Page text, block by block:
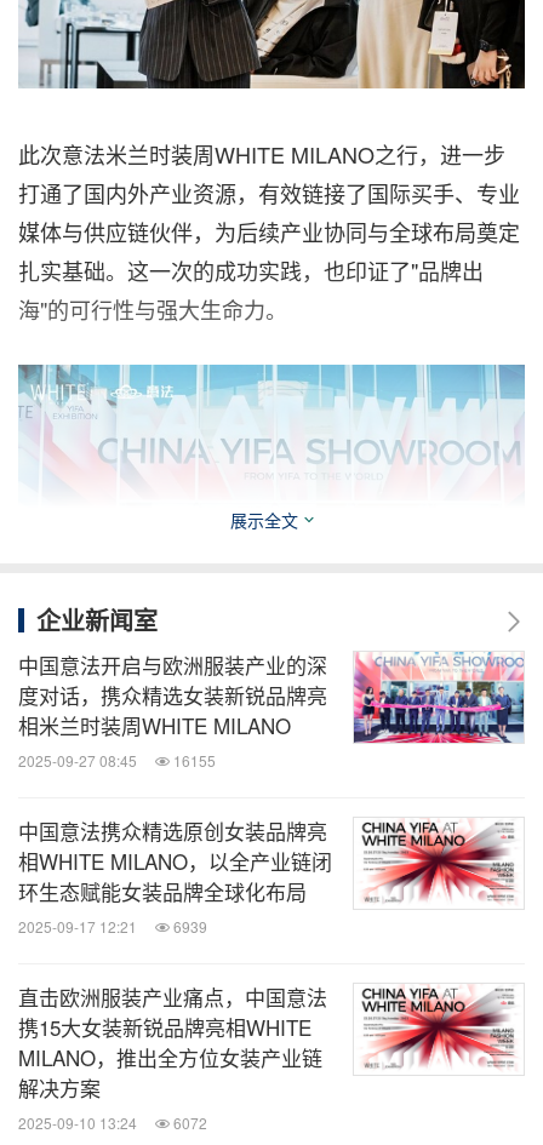
此次意法米兰时装周WHITE MILANO之行，进一步
打通了国内外产业资源，有效链接了国际买手、专业
媒体与供应链伙伴，为后续产业协同与全球布局奠定
扎实基础。这一次的成功实践，也印证了"品牌出
海"的可行性与强大生命力。
意法的，更是世界的！未来，意法将继续坚持和深化
全球合作，携手全球各方伙伴，共同推动中国服装产
业在国际市场中发挥更大影响力，不断彰显中华民族
共同体的文化自信与创新实力。
知消
微信公众号“知消”发布全球消费品、零售、时
订阅！
展示全文
企业新闻室
中国意法开启与欧洲服装产业的深
度对话，携众精选女装新锐品牌亮
相米兰时装周WHITE MILANO
2025-09-27 08:45 16155
中国意法携众精选原创女装品牌亮
相WHITE MILANO，以全产业链闭
环生态赋能女装品牌全球化布局
2025-09-17 12:21 6939
直击欧洲服装产业痛点，中国意法
携15大女装新锐品牌亮相WHITE
MILANO，推出全方位女装产业链
解决方案
2025-09-10 13:24 6072